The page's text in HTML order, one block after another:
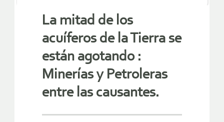
La mitad de los
acuíferos de la Tierra se
están agotando :
Minerías y Petroleras
entre las causantes.